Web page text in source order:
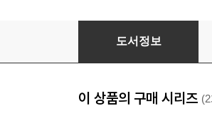
돌봄과 작업
도서정보
이 상품의 구매 시리즈